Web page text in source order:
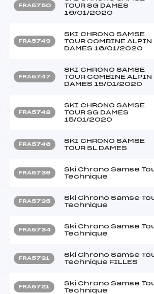
FRA5750
TOUR SG DAMES
16/01/2020
FRA5749
SKI CHRONO SAMSE
TOUR COMBINE ALPIN
DAMES 16/01/2020
FRA5747
SKI CHRONO SAMSE
TOUR COMBINE ALPIN
DAMES 15/01/2020
FRA5748
SKI CHRONO SAMSE
TOUR SG DAMES
15/01/2020
FRA5746
SKI CHRONO SAMSE
TOUR SL DAMES
FRA5736
Ski Chrono Samse
Technique
FRA5735
Ski Chrono Samse
Technique
FRA5734
Ski Chrono Samse
Technique
FRA5731
Ski Chrono Samse
Technique FILLES
FRA5721
Ski Chrono Samse
Technique